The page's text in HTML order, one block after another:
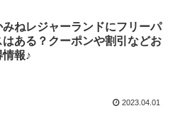
みねレジャーランドにフリーパ
はある？クーポンや割引などお
情報♪
2023.04.01